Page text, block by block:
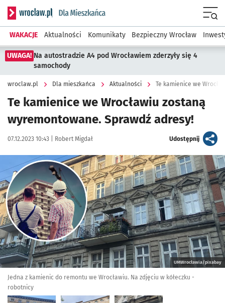
Serwis informacyjny wroclaw.pl podserwis: Dla mieszkańca
WAKACJE Aktualności Komunikaty Bezpieczny Wrocław
UWAGA! Na autostradzie A4 pod Wrocławiem zderzyły się 4
samochody
wroclaw.pl Dla mieszkańca Aktualności Te kamienice we
Te kamienice we Wrocławiu zostaną
wyremontowane. Sprawdź adresy!
Data publikacji:
07.12.2023 10:43 | Autor:
Robert Migdał Udostępnijartykuł
Kliknij, aby zobaczyć galerię
UMWrocławia/pixabay
Jedna z kamienic do remontu we Wrocławiu. Na zdjęciu w kółeczku -
robotnicy